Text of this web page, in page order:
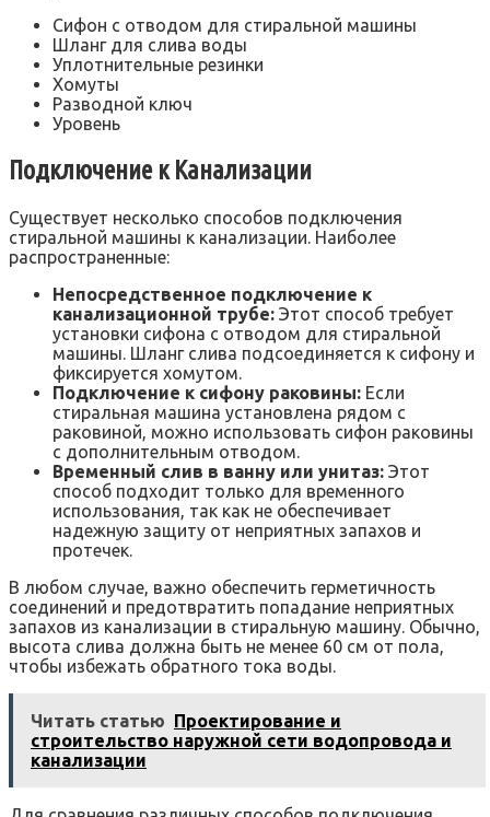
Сифон с отводом для стиральной машины
Шланг для слива воды
Уплотнительные резинки
Хомуты
Разводной ключ
Уровень
Подключение к Канализации
Существует несколько способов подключения
стиральной машины к канализации. Наиболее
распространенные:
Непосредственное подключение к
канализационной трубе: Этот способ требует
установки сифона с отводом для стиральной
машины. Шланг слива подсоединяется к сифону и
фиксируется хомутом.
Подключение к сифону раковины: Если
стиральная машина установлена рядом с
раковиной, можно использовать сифон раковины
с дополнительным отводом.
Временный слив в ванну или унитаз: Этот
способ подходит только для временного
использования, так как не обеспечивает
надежную защиту от неприятных запахов и
протечек.
В любом случае, важно обеспечить герметичность
соединений и предотвратить попадание неприятных
запахов из канализации в стиральную машину. Обычно,
высота слива должна быть не менее 60 см от пола,
чтобы избежать обратного тока воды.
Читать статью Проектирование и
строительство наружной сети водопровода и
канализации